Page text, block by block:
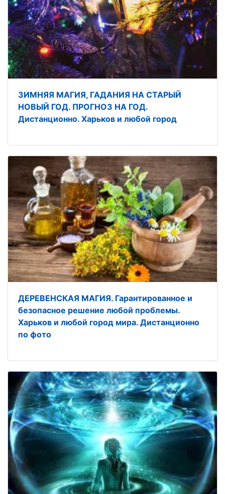
ЗИМНЯЯ МАГИЯ, ГАДАНИЯ НА СТАРЫЙ
НОВЫЙ ГОД. ПРОГНОЗ НА ГОД.
Дистанционно. Харьков и любой город
ДЕРЕВЕНСКАЯ МАГИЯ. Гарантированное и
безопасное решение любой проблемы.
Харьков и любой город мира. Дистанционно
по фото